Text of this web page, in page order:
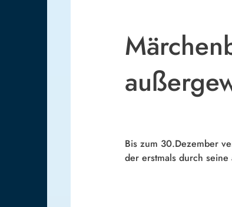
Bis zum 30.Dezember
der erstmals durch